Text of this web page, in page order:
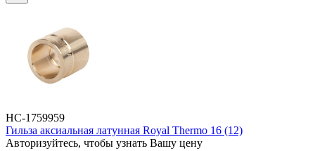
НС-1759959
Гильза аксиальная латунная Royal Thermo 16 (12)
Авторизуйтесь, чтобы узнать Вашу цену